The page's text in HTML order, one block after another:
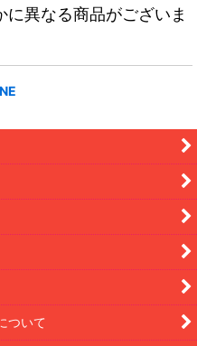
異なる商品がございま
ついて